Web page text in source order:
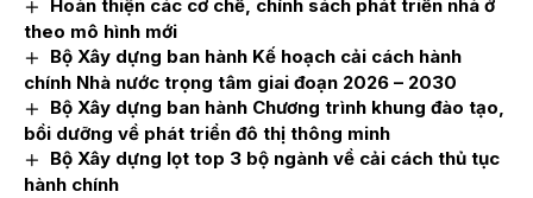
Hoàn thiện các cơ chế, chính sách phát triển nhà ở
theo mô hình mới
Bộ Xây dựng ban hành Kế hoạch cải cách hành
chính Nhà nước trọng tâm giai đoạn 2026 – 2030
Bộ Xây dựng ban hành Chương trình khung đào tạo,
bồi dưỡng về phát triển đô thị thông minh
Bộ Xây dựng lọt top 3 bộ ngành về cải cách thủ tục
hành chính